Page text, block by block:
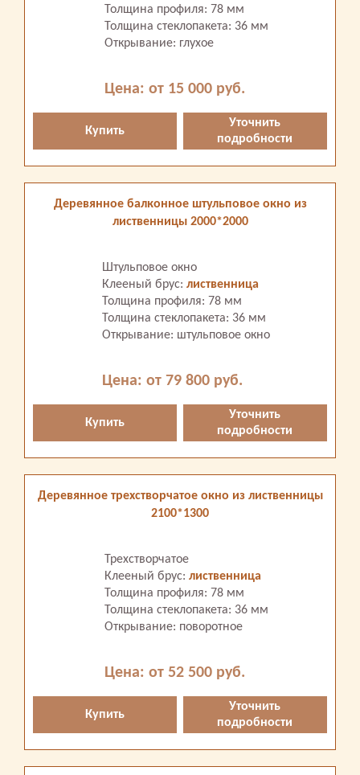
Толщина профиля: 78 мм
Толщина стеклопакета: 36 мм
Открывание: глухое
Цена: от 15 000 руб.
Купить
Уточнить
подробности
Деревянное балконное штульповое окно из
лиственницы 2000*2000
Штульповое окно
Клееный брус: лиственница
Толщина профиля: 78 мм
Толщина стеклопакета: 36 мм
Открывание: штульповое окно
Цена: от 79 800 руб.
Купить
Уточнить
подробности
Деревянное трехстворчатое окно из лиственницы
2100*1300
Трехстворчатое
Клееный брус: лиственница
Толщина профиля: 78 мм
Толщина стеклопакета: 36 мм
Открывание: поворотное
Цена: от 52 500 руб.
Купить
Уточнить
подробности